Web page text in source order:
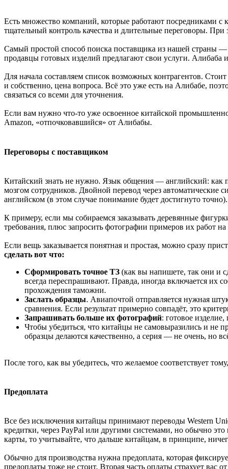
Есть множество компаний, которые работают посредниками
тщательный контроль качества и длительные переговоры.
Самый простой способ поиска поставщика из нашей страны —
продавцы готовых изделий предлагают свои услуги. Алибаба
Для начала составляем список возможных контрагентов.
и собственно, цена вопроса. Всё это уже есть на Алибабе,
связаться со всеми для уточнения.
Если вам нужно что-то уже освоенное китайской
Amazon, «отпочковавшийся» от Алибабы.
Переговоры с поставщиком
Китайский знать не нужно. Язык общения — английский: как
мозгом сотрудников. Двойной перевод через автоматические
английском (в этом случае понимание будет достигнуто точно).
К примеру, если мы собираемся заказывать деревянные
требования, плюс запросить фотографии примеров их работ
Если вещь заказывается понятная и простая, можно сразу
сделать вот что:
Сформировать точное ТЗ (как вы напишете, так они и
всегда переспрашивают. Правда, иногда включается их
прохождения таможни.
Заслать образцы. Авиапочтой отправляется нужная
сравнения. Если результат примерно совпадёт, это
Запрашивать больше их фотографий: готовое
Чтобы убедиться, что китайцы не самовыразились и не
образцы делаются качественно, а серия — не очень, но
После того, как вы убедитесь, что желаемое соответствует
Предоплата
Все без исключения китайцы принимают переводы Western
кредитки, через PayPal или другими системами, но обычно
карты, то учитывайте, что дальше китайцам, в принципе,
Обычно для производства нужна предоплата, которая
предоплаты тоже не стоит. Вторая часть оплаты страхует вас